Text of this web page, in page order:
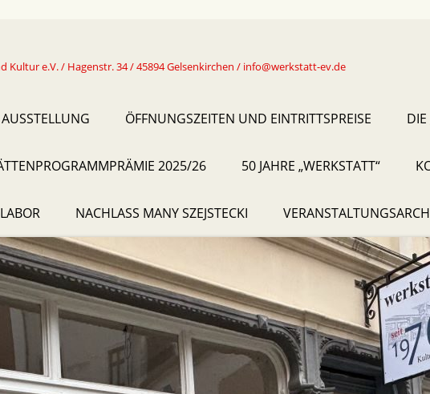
Kultur e.V. / Hagenstr. 34 / 45894 Gelsenkirchen / info@werkstatt-ev.de
ÖFFNUNGSZEITEN UND EINTRITTSPREISE
2025/26 50 JAHRE „WERKSTATT“
NACHLASS MANY SZEJSTECKI
2019
2021
2022
2023